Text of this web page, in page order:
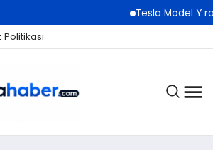
Tesla Model Y rakibi